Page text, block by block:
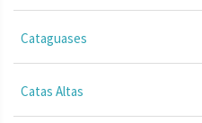
Cataguases
Catas Altas